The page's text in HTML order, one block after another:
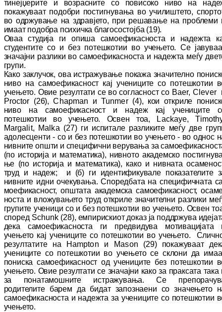
тинејџерите и возрасните со повисоко ниво на
покажуваат подобри пос­тиг­ну­ва­ња во училиштето,
во одржување на здравјето, при решавање на проблеми
има­ат подобра психичка благосостојба (19).
Оваа студија ги опиша самоефикасноста и на­деж­та
студентите со и без потешкотии во уче­ње­то. Се
значајни разлики во са­мо­ефикасноста и надежта меѓу
групи.
Како заклучок, ова истражување покажа зна­чи­телно
ниво на самоефикасност кај уче­ни­ците со потешкотии
учењето. Овие ре­зултати се во согласност со Baer, Clever
Proctor (26),Chapman и Tunmer (4), кои от­кри­ле
ниво на самоефикасност и на­деж кај учениците
потешкотии во учењето. Ос­вен тоа,
Lackaye,
Margalit, Malka (27) ги испитале разликите меѓу две
адо­лесценти - со и без потешкотии во учењето - во однос
нивните општи и специфични ве­ру­вања за
(по историја и ма­те­матика), нивното академско
ње (по историја и математика), како и нивната
труд и надеж; и (б) ги иден­ти­фи­ку­ва­ле показателите
нивните идни оче­ку­ва­ња. Споредбата на специфичната
мо­ефи­кас­ност, општата академска самоефикасност,
носта и вложувањето труд откриле зна­чи­тел­ни разлики
групите ученици со и без потешкотии во учењето. Освен
спо­ред Schunk (28), емпирискиот доказ ја под­др­жу­ва
дека самоефикасноста ги пред­ви­ду­ва мотивацијата
учењето кај учениците со потешкотии во учењето.
ре­зул­та­ти­те на
Hampton и Mason (29) покажуваат
учениците со потешкотии во учењето се скло­ни да
пониска самоефикасност од уче­ни­ците без потешкотии
учењето. Овие ре­зултати се значајни како за праксата така
за понатамошните истражувања. Се
родителите барем да бидат запознаени со зна­че­њето
самоефикасноста и надежта за уче­ни­ците со потешкотии
учењето.